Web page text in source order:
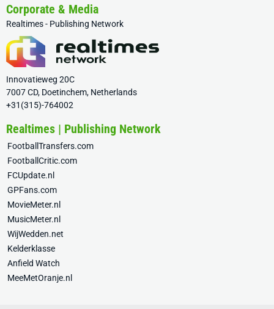
Corporate & Media
Realtimes - Publishing Network
Innovatieweg 20C
7007 CD, Doetinchem, Netherlands
+31(315)-764002
Realtimes | Publishing Network
FootballTransfers.com
FootballCritic.com
FCUpdate.nl
GPFans.com
MovieMeter.nl
MusicMeter.nl
WijWedden.net
Kelderklasse
Anfield Watch
MeeMetOranje.nl